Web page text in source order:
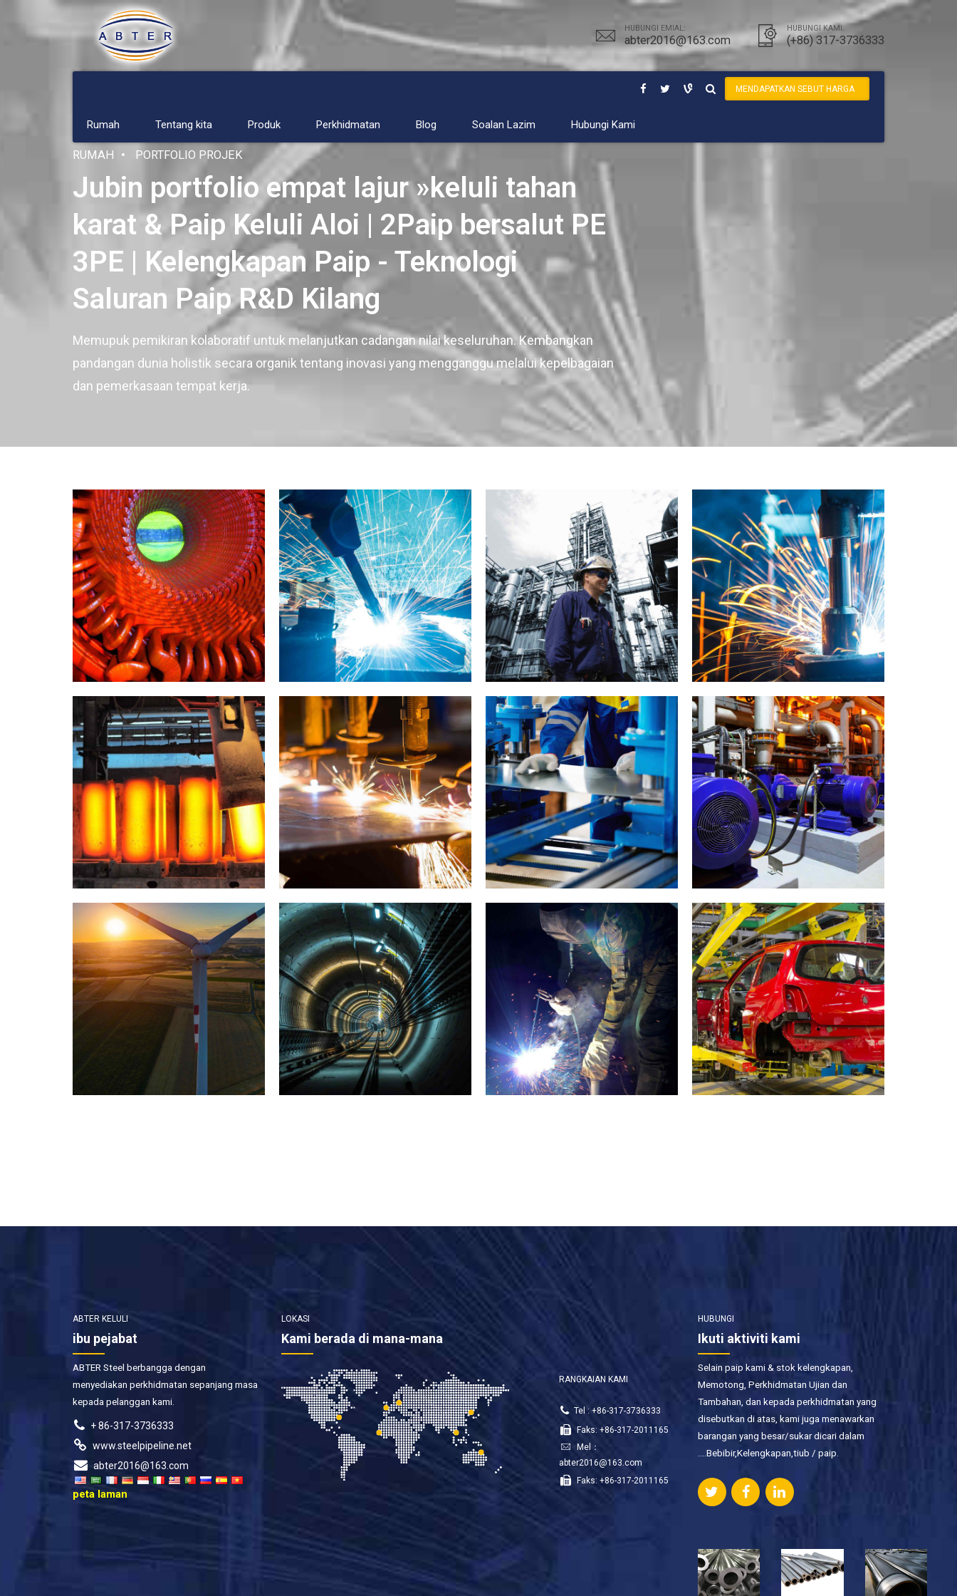
HUBUNGI EMIAL:
abter2016@163.com
HUBUNGI KAMI:
(+86) 317-3736333
MENDAPATKAN SEBUT HARGA
Rumah Tentang kita Produk Perkhidmatan Blog Soalan Lazim Hubungi Kami
RUMAH PORTFOLIO PROJEK
Jubin portfolio empat lajur »keluli tahan
karat & Paip Keluli Aloi | 2Paip bersalut PE
3PE | Kelengkapan Paip - Teknologi
Saluran Paip R&D Kilang
Memupuk pemikiran kolaboratif untuk melanjutkan cadangan nilai keseluruhan. Kembangkan
pandangan dunia holistik secara organik tentang inovasi yang mengganggu melalui kepelbagaian
dan pemerkasaan tempat kerja.
INDUSTRY LABORATORY
Doha structure
INDUSTRY LABORATORY MATERIALS
New Delhi development
LABORATORY MATERIALS METALLURGY
Day in London
LABORATORY MATERIALS
Capetown showcase
INDUSTRY LABORATORY
Paris example
INDUSTRY MATERIALS
Prague gallery
LABORATORY MATERIALS VIDEO
Munich video showcase
LABORATORY MATERIALS
Moscow life
INDUSTRY LABORATORY INDUSTRY LABORATORY
Capturing Manila
AUDIO MATERIALS
Sounds of New York
INDUSTRY MATERIALS
Stockholm snapshots
ABTER KELULI
ibu pejabat
ABTER Steel berbangga dengan
menyediakan perkhidmatan sepanjang masa
kepada pelanggan kami.
+ 86-317-3736333
www.steelpipeline.net
abter2016@163.com
peta laman
LOKASI
Kami berada di mana-mana
RANGKAIAN KAMI
Tel : +86-317-3736333
Faks: +86-317-2011165
Mel：
abter2016@163.com
Faks: +86-317-2011165
HUBUNGI
Ikuti aktiviti kami
Selain paip kami & stok kelengkapan,
Memotong, Perkhidmatan Ujian dan
Tambahan, dan kepada perkhidmatan yang
disebutkan di atas, kami juga menawarkan
barangan yang besar/sukar dicari dalam
….Bebibir,Kelengkapan,tiub / paip.